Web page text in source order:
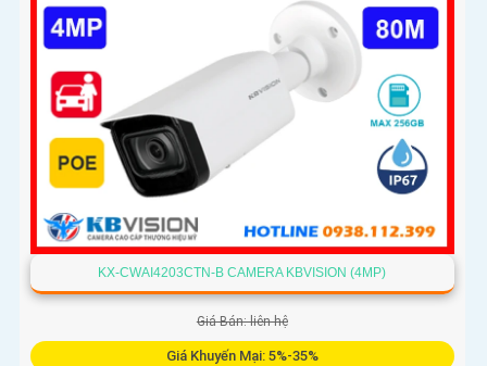
KX-CWAI4203CTN-B CAMERA KBVISION (4MP)
Giá Bán: liên hệ
Giá Khuyến Mại: 5%-35%
️